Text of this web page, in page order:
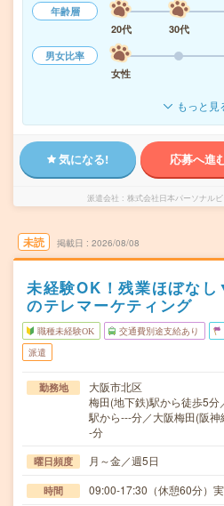
年齢層
20代
30代
男女比率
女性
もっと見
気になる! 応募へ進
派遣会社 株式会社日本パーソナル
未読 掲載日 2026/08/08
未経験OK！残業ほぼな
のテレマーケティング
職種未経験OK 交通費別途支給あり
派遣
勤務地
大阪市北区
梅田(地下鉄)駅から徒歩5
駅から---分／大阪梅田(阪
-分
曜日頻度 月～金／週5日
時間 09:00-17:30（休憩60分）